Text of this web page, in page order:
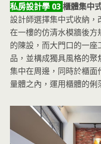
私房設計學 03櫃體集中
設計師選擇集中式收納，
在一樓的仿清水模牆後
的陳設，而大門口的一
品，並構成獨具風格的
集中在周邊，同時於櫃
量體之內，運用櫃體的俐